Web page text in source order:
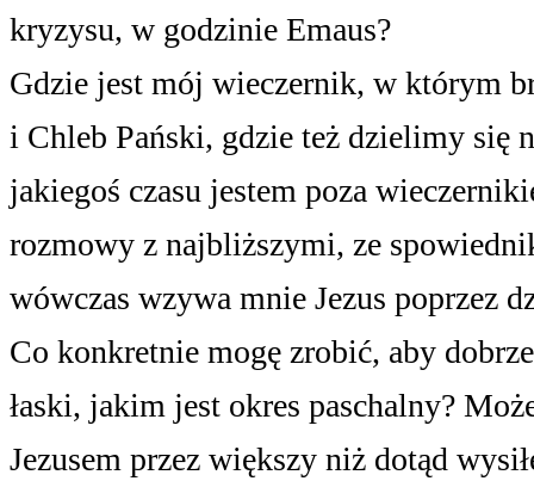
kryzysu, w godzinie Emaus?
Gdzie jest mój wieczernik, w którym
i Chleb Pański, gdzie też dzielimy się
jakiegoś czasu jestem poza
rozmowy z najbliższymi, ze
wówczas wzywa mnie Jezus poprzez
Co konkretnie mogę zrobić, aby
łaski, jakim jest okres paschalny?
Jezusem przez większy niż dotąd